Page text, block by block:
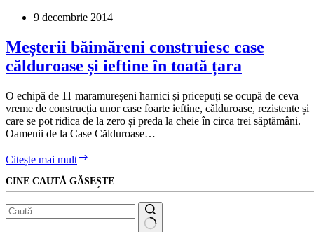
9 decembrie 2014
Meșterii băimăreni construiesc case
călduroase și ieftine în toată țara
O echipă de 11 maramureșeni harnici și pricepuți se ocupă de ceva
vreme de construcția unor case foarte ieftine, călduroase, rezistente și
care se pot ridica de la zero și preda la cheie în circa trei săptămâni.
Oamenii de la Case Călduroase…
Citește mai mult
construiesc
case
călduroase
și
CINE CAUTĂ GĂSEȘTE